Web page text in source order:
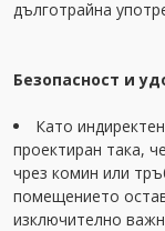
дълготрайна
Безопасност и
Като
проектиран така,
чрез комин или
помещението
изключително